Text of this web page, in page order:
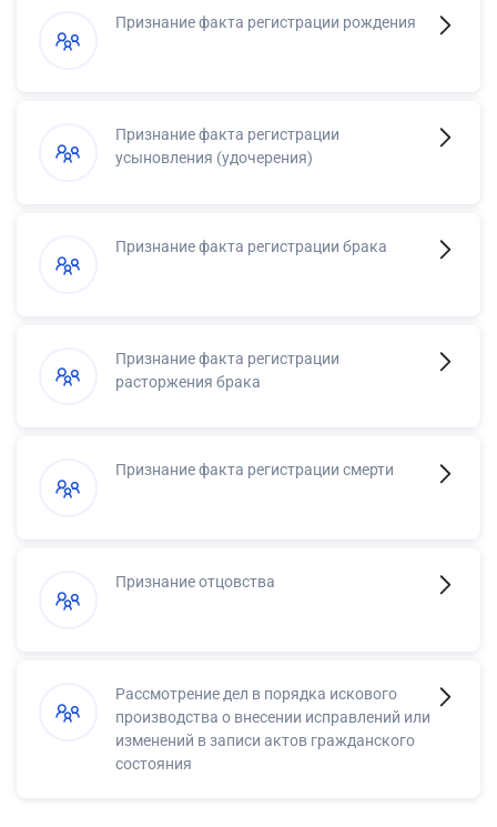
Признание факта регистрации рождения
Признание факта регистрации
усыновления (удочерения)
Признание факта регистрации брака
Признание факта регистрации
расторжения брака
Признание факта регистрации смерти
Признание отцовства
Рассмотрение дел в порядка искового
производства о внесении исправлений или
изменений в записи актов гражданского
состояния